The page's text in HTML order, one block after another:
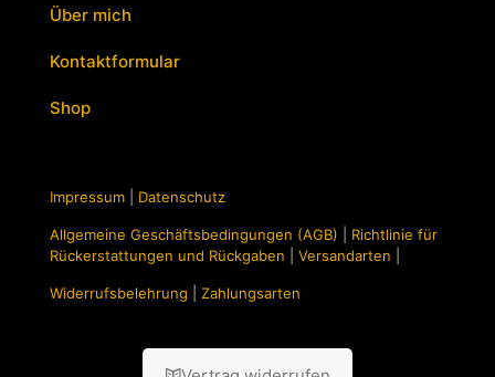
Produktseite
Über mich
Kontaktformular
Shop
Impressum Datenschutz
Allgemeine Geschäftsbedingungen (AGB)
Richtlinie für
Rückerstattungen und Rückgaben
Versandarten
Widerrufsbelehrung Zahlungsarten